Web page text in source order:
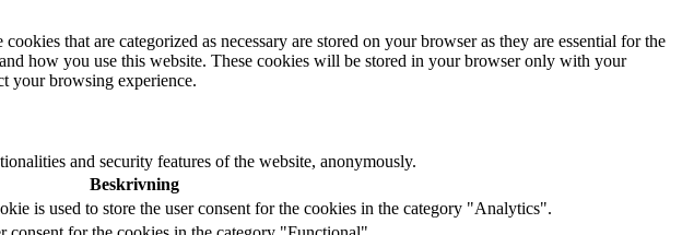
that are categorized as necessary are stored on your browser as they are essential for the
how you use this website. These cookies will be stored in your browser only with your
your browsing experience.
and security features of the website, anonymously.
Beskrivning
is used to store the user consent for the cookies in the category "Analytics".